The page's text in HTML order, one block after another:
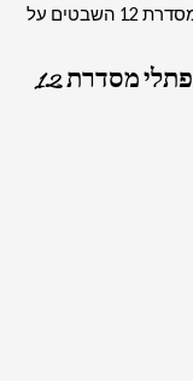
2751 – תמונה של של שבט נפתלי מסדרת 12